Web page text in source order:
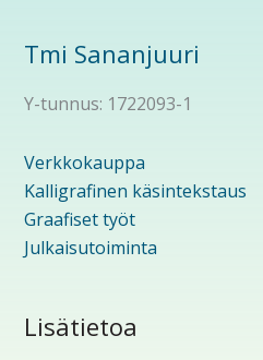
Tmi Sananjuuri
Y-tunnus: 1722093-1
Verkkokauppa
Kalligrafinen käsintekstaus
Graafiset työt
Julkaisutoiminta
Lisätietoa